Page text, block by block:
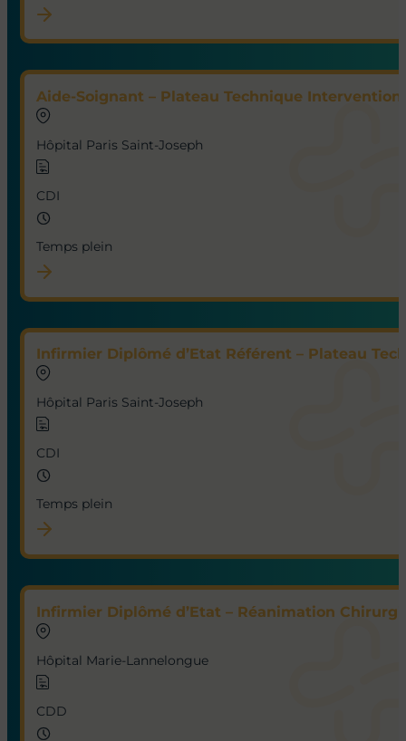
Aide-Soignant – Plateau Technique
Hôpital Paris Saint-Joseph
CDI
Temps plein
Infirmier Diplômé d’Etat Référent – Plateau
Hôpital Paris Saint-Joseph
CDI
Temps plein
Infirmier Diplômé d’Etat – Réanimation
Hôpital Marie-Lannelongue
CDD